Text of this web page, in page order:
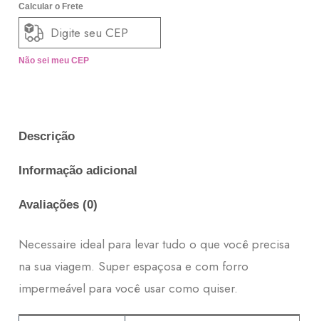
Calcular o Frete
Não sei meu CEP
Descrição
Informação adicional
Avaliações (0)
Necessaire ideal para levar tudo o que você precisa
na sua viagem. Super espaçosa e com forro
impermeável para você usar como quiser.